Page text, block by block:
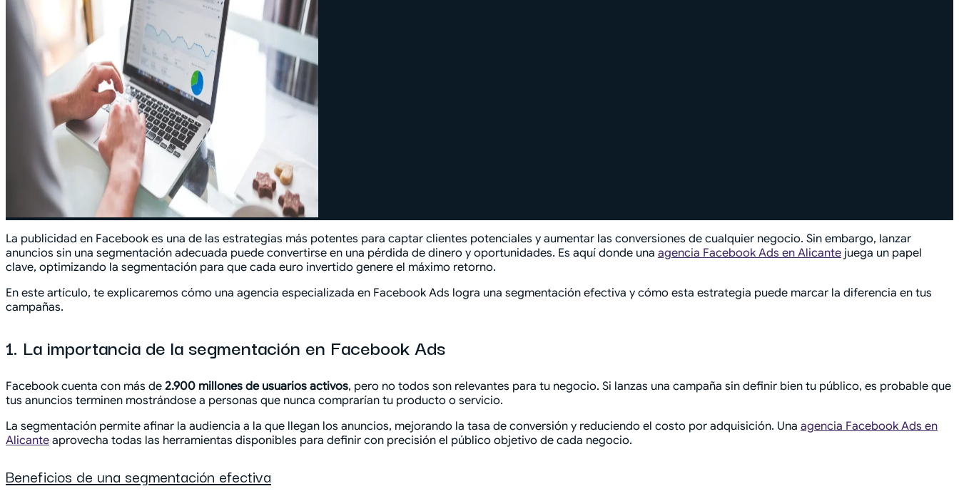
La publicidad en Facebook es una de las estrategias más potentes para captar clientes potenciales y aumentar las conversiones de cualquier negocio. Sin embargo, lanzar
anuncios sin una segmentación adecuada puede convertirse en una pérdida de dinero y oportunidades. Es aquí donde una agencia Facebook Ads en Alicante juega un papel
clave, optimizando la segmentación para que cada euro invertido genere el máximo retorno.
En este artículo, te explicaremos cómo una agencia especializada en Facebook Ads logra una segmentación efectiva y cómo esta estrategia puede marcar la diferencia en tus
campañas.
1. La importancia de la segmentación en Facebook Ads
Facebook cuenta con más de 2.900 millones de usuarios activos, pero no todos son relevantes para tu negocio. Si lanzas una campaña sin definir bien tu público, es probable que
tus anuncios terminen mostrándose a personas que nunca comprarían tu producto o servicio.
La segmentación permite afinar la audiencia a la que llegan los anuncios, mejorando la tasa de conversión y reduciendo el costo por adquisición. Una agencia Facebook Ads en
Alicante aprovecha todas las herramientas disponibles para definir con precisión el público objetivo de cada negocio.
Beneficios de una segmentación efectiva